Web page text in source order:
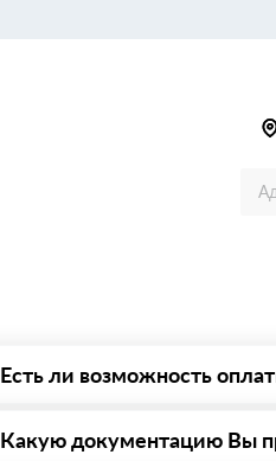
Есть ли возможность
то Вы вправе от него отказаться.
Какую документацию Вы